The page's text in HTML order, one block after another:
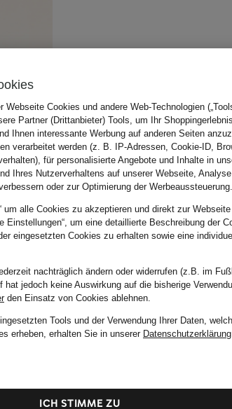
Webseite Cookies und andere Web-Technologien
Partner (Drittanbieter) Tools, um Ihr
Ihnen interessante Werbung auf anderen Seiten
verarbeitet werden (z. B. IP-Adressen, Cookie-ID,
für personalisierte Angebote und Inhalte in
Ihres Nutzerverhaltens auf unserer Webseite,
oder zur Optimierung der Werbeaussteuerung.
um alle Cookies zu akzeptieren und direkt zur
Einstellungen“, um eine detaillierte Beschreibung der
eingesetzten Cookies zu erhalten sowie eine
nachträglich ändern oder widerrufen (z.B. im
hat jedoch keine Auswirkung auf die bisherige
den Einsatz von Cookies ablehnen.
Tools und der Verwendung Ihrer Daten,
erheben, erhalten Sie in unserer Datenschutzerklärung
ICH STIMME ZU